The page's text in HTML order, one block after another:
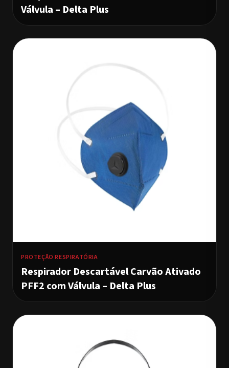
Válvula – Delta Plus
PROTEÇÃO RESPIRATÓRIA
Respirador Descartável Carvão Ativado
PFF2 com Válvula – Delta Plus